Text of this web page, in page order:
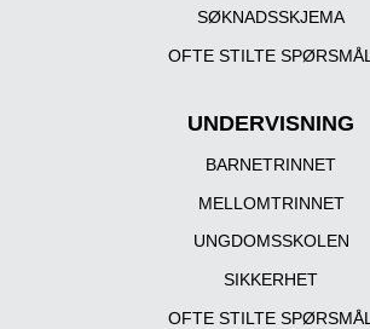
SØKNADSSKJEMA
OFTE STILTE SPØRSMÅL
UNDERVISNING
BARNETRINNET
MELLOMTRINNET
UNGDOMSSKOLEN
SIKKERHET
OFTE STILTE SPØRSMÅL